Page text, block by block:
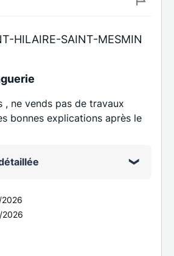
HILAIRE-SAINT-MESMIN
, ne vends pas de travaux
bonnes explications après le